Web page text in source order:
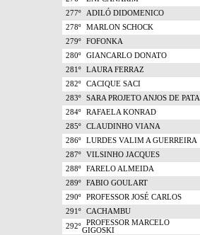
277º
ADILÓ DIDOMENICO
278º
MARLON SCHOCK
279º
FOFONKA
280º
GIANCARLO DONATO
281º
LAURA FERRAZ
282º
CACIQUE SACI
283º
SARA PROJETO ANJOS DE PATA
284º
RAFAELA KONRAD
285º
CLAUDINHO VIANA
286º
LURDES VALIM A GUERREIRA
287º
VILSINHO JACQUES
288º
FARELO ALMEIDA
289º
FABIO GOULART
290º
PROFESSOR JOSÉ CARLOS
291º
CACHAMBU
292º
PROFESSOR MARCELO
GIGOSKI